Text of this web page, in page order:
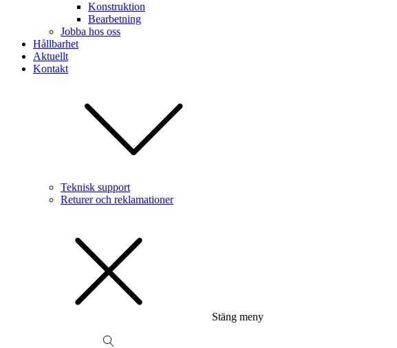
Konstruktion
Bearbetning
Jobba hos oss
Hållbarhet
Aktuellt
Kontakt
Teknisk support
Returer och reklamationer
Stäng meny